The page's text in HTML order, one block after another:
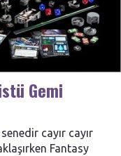
Gemi
cayır cayır
Fantasy